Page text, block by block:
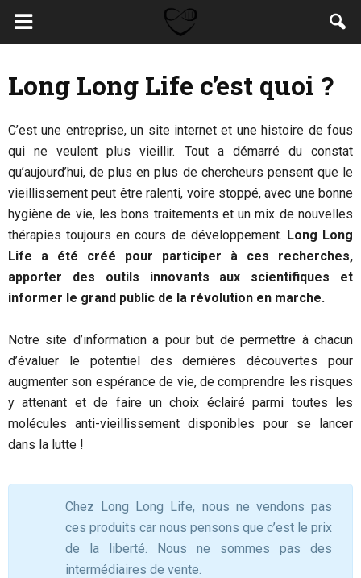
Long Long Life c’est quoi ?
C’est une entreprise, un site internet et une histoire de fous
qui ne veulent plus vieillir. Tout a démarré du constat
qu’aujourd’hui, de plus en plus de chercheurs pensent que le
vieillissement peut être ralenti, voire stoppé, avec une bonne
hygiène de vie, les bons traitements et un mix de nouvelles
thérapies toujours en cours de développement. Long Long
Life a été créé pour participer à ces recherches,
apporter des outils innovants aux scientifiques et
informer le grand public de la révolution en marche.
Notre site d’information a pour but de permettre à chacun
d’évaluer le potentiel des dernières découvertes pour
augmenter son espérance de vie, de comprendre les risques
y attenant et de faire un choix éclairé parmi toutes les
molécules anti-vieillissement disponibles pour se lancer
dans la lutte !
Chez Long Long Life, nous ne vendons pas
ces produits car nous pensons que c’est le prix
de la liberté. Nous ne sommes pas des
intermédiaires de vente.